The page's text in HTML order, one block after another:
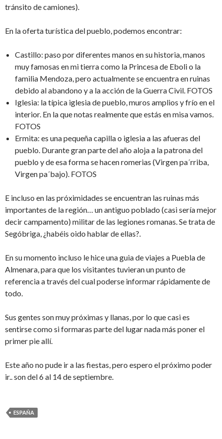
tránsito de camiones).
En la oferta turística del pueblo, podemos encontrar:
Castillo: paso por diferentes manos en su historia, manos
muy famosas en mi tierra como la Princesa de Eboli o la
familia Mendoza, pero actualmente se encuentra en ruinas
debido al abandono y a la acción de la Guerra Civil. FOTOS
Iglesia: la típica iglesia de pueblo, muros amplios y frío en el
interior. En la que notas realmente que estás en misa vamos.
FOTOS
Ermita: es una pequeña capilla o iglesia a las afueras del
pueblo. Durante gran parte del año aloja a la patrona del
pueblo y de esa forma se hacen romerias (Virgen pa´rriba,
Virgen pa´bajo). FOTOS
E incluso en las próximidades se encuentran las ruinas más
importantes de la región… un antiguo poblado (casi sería mejor
decir campamento) militar de las legiones romanas. Se trata de
Segóbriga, ¿habéis oido hablar de ellas?.
En su momento incluso le hice una guia de viajes a Puebla de
Almenara, para que los visitantes tuvieran un punto de
referencia a través del cual poderse informar rápidamente de
todo.
Sus gentes son muy próximas y llanas, por lo que casi es
sentirse como si formaras parte del lugar nada más poner el
primer pie allí.
Este año no pude ir a las fiestas, pero espero el próximo poder
ir.. son del 6 al 14 de septiembre.
ESPAÑA